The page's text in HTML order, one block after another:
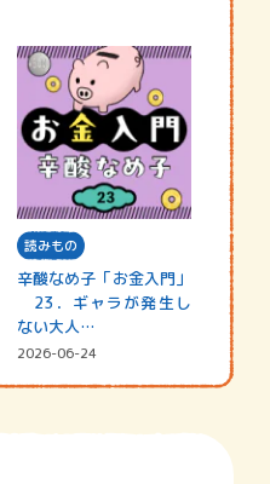
読みもの
辛酸なめ子「お金入門」
23．ギャラが発生し
ない大人…
2026-06-24